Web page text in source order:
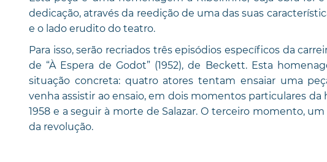
dedicação, através da reedição de uma das suas
e o lado erudito do teatro.
Para isso, serão recriados três episódios específicos da
de “À Espera de Godot” (1952), de Beckett. Esta
situação concreta: quatro atores tentam ensaiar uma
venha assistir ao ensaio, em dois momentos particulares da
1958 e a seguir à morte de Salazar. O terceiro momento,
da revolução.